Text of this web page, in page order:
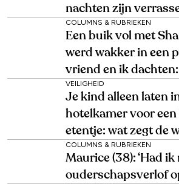
nachten zijn
COLUMNS & RUBRIEKEN
Een buik vol met
werd wakker in een
vriend en ik dachten:
VEILIGHEID
Je kind alleen laten
hotelkamer voor
etentje: wat zegt de
COLUMNS & RUBRIEKEN
Maurice (38): ‘Had
ouderschapsverlof